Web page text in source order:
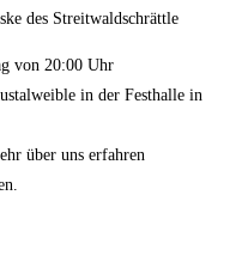
des Streitwaldschrättle
von 20:00 Uhr
in der Festhalle in
über uns erfahren